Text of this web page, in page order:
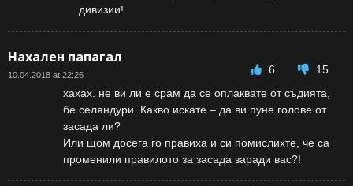
дивизии!
Нахален папагал
10.04.2018 at 22:26 6
15
хахах. не ви ли е срам да се оплаквате от съдията,
бе селяндури. Какво искате – да ви пуне голове от
засада ли?
Или щом досега го правиха и си помислихте, че са
променили правилото за засада заради вас?!